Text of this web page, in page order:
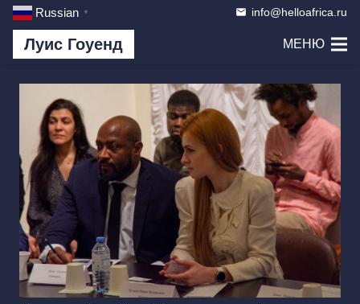
Russian ▼ email info@helloafrica.ru
Луис Гоуенд МЕНЮ